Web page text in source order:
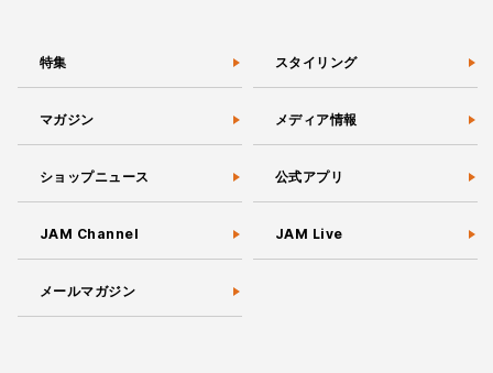
特集 スタイリング
マガジン メディア情報
ショップニュース 公式アプリ
JAM Channel JAM Live
メールマガジン